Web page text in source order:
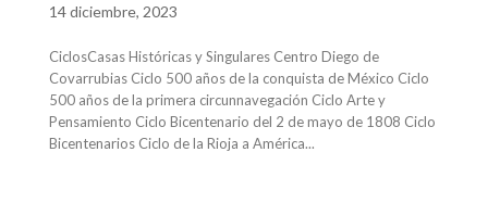
14 diciembre, 2023
CiclosCasas Históricas y Singulares Centro Diego de
Covarrubias Ciclo 500 años de la conquista de México Ciclo
500 años de la primera circunnavegación Ciclo Arte y
Pensamiento Ciclo Bicentenario del 2 de mayo de 1808 Ciclo
Bicentenarios Ciclo de la Rioja a América...